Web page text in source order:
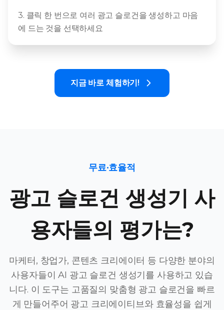
3. 클릭 한 번으로 여러 광고 슬로건을 생성하고 마음
에 드는 것을 선택하세요
지금 바로 체험하기!
무료·효율적
광고 슬로건 생성기 사
용자들의 평가는?
마케터, 창업가, 콘텐츠 크리에이터 등 다양한 분야의
사용자들이 AI 광고 슬로건 생성기를 사용하고 있습
니다. 이 도구는 고품질의 맞춤형 광고 슬로건을 빠르
게 만들어주어 광고 크리에이티브와 효율성을 쉽게